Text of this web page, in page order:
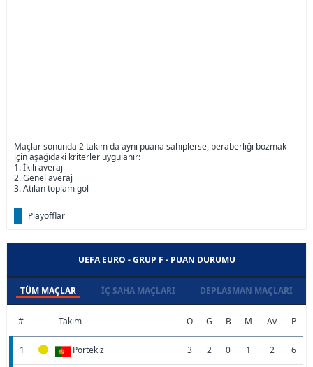
Maçlar sonunda 2 takım da aynı puana sahiplerse, beraberliği bozmak
için aşağıdaki kriterler uygulanır:
1. İkili averaj
2. Genel averaj
3. Atılan toplam gol
Playofflar
UEFA EURO - GRUP F - PUAN DURUMU
TÜM MAÇLAR İÇ SAHA MAÇLARI DEPLASMAN MAÇLARI
# Takım O G B M Av P
1 Portekiz 3 2 0 1 2 6